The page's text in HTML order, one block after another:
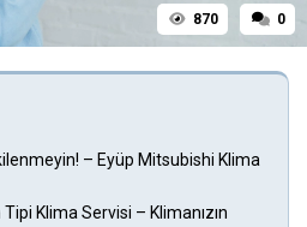
870 0
– Eyüp Mitsubishi Klima
Klima Servisi – Klimanızın